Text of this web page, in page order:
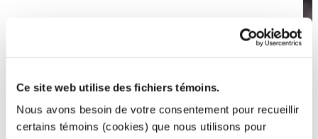
Ce site web utilise des fichiers témoins.
Nous avons besoin de votre consentement pour recueillir
certains témoins (cookies) que nous utilisons pour